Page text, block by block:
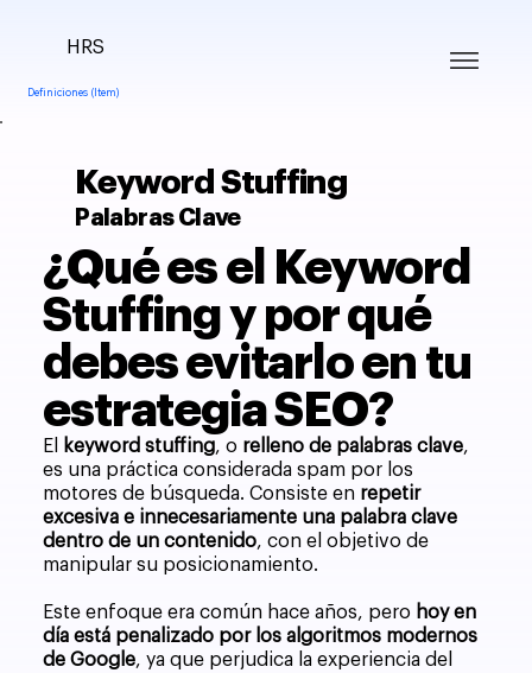
Definiciones (Item)
HRS
Keyword Stuffing
Palabras Clave
¿Qué es el Keyword
Stuffing y por qué
debes evitarlo en tu
estrategia SEO?
El keyword stuffing, o relleno de palabras clave,
es una práctica considerada spam por los
motores de búsqueda. Consiste en repetir
excesiva e innecesariamente una palabra clave
dentro de un contenido, con el objetivo de
manipular su posicionamiento.
Este enfoque era común hace años, pero hoy en
día está penalizado por los algoritmos modernos
de Google, ya que perjudica la experiencia del